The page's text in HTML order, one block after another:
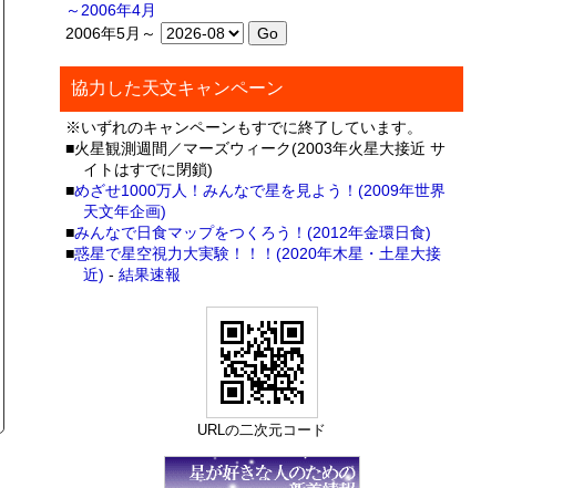
～2006年4月
2006年5月～
協力した天文キャンペーン
※いずれのキャンペーンもすでに終了しています。
■火星観測週間／マーズウィーク(2003年火星大接近 サ
イトはすでに閉鎖)
■めざせ1000万人！みんなで星を見よう！(2009年世界
天文年企画)
■みんなで日食マップをつくろう！(2012年金環日食)
■惑星で星空視力大実験！！！(2020年木星・土星大接
近) -結果速報
URLの二次元コード